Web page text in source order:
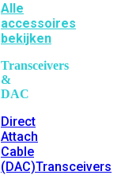
Alle
accessoires
bekijken
Transceivers
&
DAC
Direct
Attach
Cable
(DAC)Transceivers